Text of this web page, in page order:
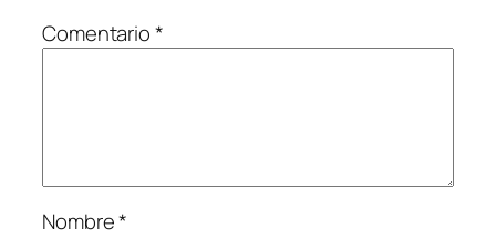
Comentario*
Nombre*